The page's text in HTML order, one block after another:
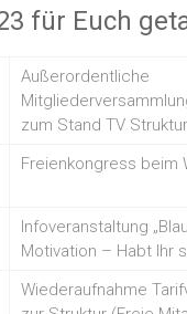
für Euch
Außerordentliche
zum Stand TV Struktur
Freienkongress beim
Infoveranstaltung
Motivation – Habt Ihr
Wiederaufnahme